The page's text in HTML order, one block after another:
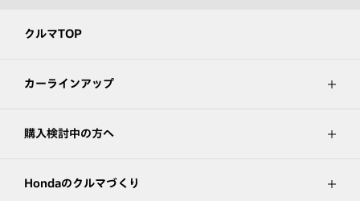
クルマTOP
カーラインアップ
購入検討中の方へ
Hondaのクルマづくり